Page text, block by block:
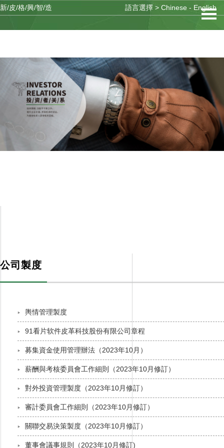
新/皮/格/興/智/造 語言選擇 > Chinese - English
公司製度
輿情管理製度
91看片软件皮革科技股份有限公司章程
募集資金使用管理辦法（2023年10月）
薪酬與考核委員會工作細則（2023年10月修訂）
對外投資管理製度（2023年10月修訂）
審計委員會工作細則（2023年10月修訂）
關聯交易決策製度（2023年10月修訂）
董事會議事規則（2023年10月修訂)